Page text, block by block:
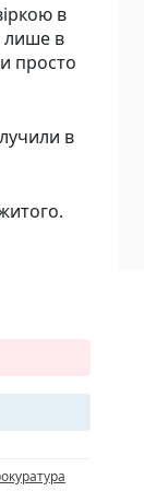
в
лише в
просто
в